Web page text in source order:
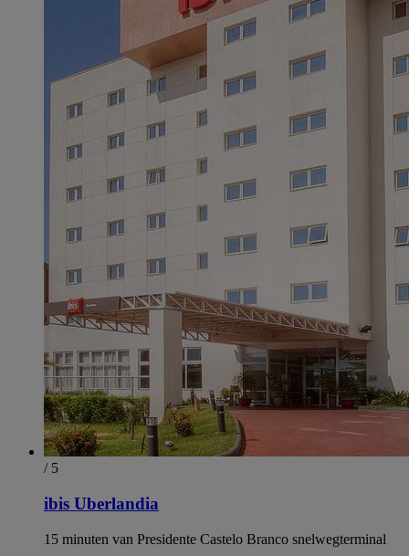
/ 5
ibis Uberlandia
15 minuten van Presidente Castelo Branco snelwegterminal